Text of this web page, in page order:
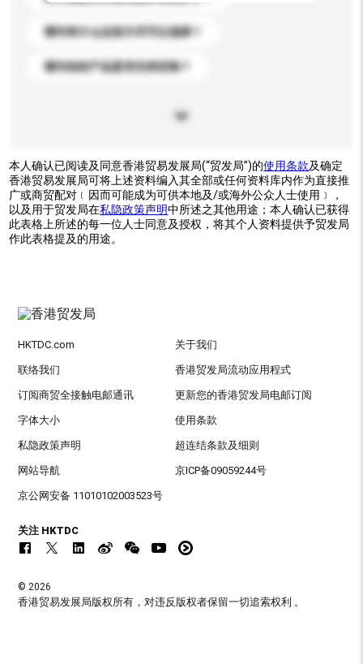
请问有什么运送方式可以选择？
请问你的产品是否支持定制？
本人确认已阅读及同意香港贸易发展局(“贸发局”)的使用条款及确定
香港贸易发展局可将上述资料编入其全部或任何资料库内作为直接推
广或商贸配对﹝因而可能成为可供本地及/或海外公众人士使用﹞，
以及用于贸发局在私隐政策声明中所述之其他用途；本人确认已获得
此表格上所述的每一位人士同意及授权，将其个人资料提供予贸发局
作此表格提及的用途。
HKTDC.com 关于我们
联络我们 香港贸发局流动应用程式
订阅商贸全接触电邮通讯 更新您的香港贸发局电邮订阅
字体大小 使用条款
私隐政策声明 超连结条款及细则
网站导航 京ICP备09059244号
京公网安备 11010102003523号
关注 HKTDC
© 2026
香港贸易发展局版权所有，对违反版权者保留一切追索权利 。